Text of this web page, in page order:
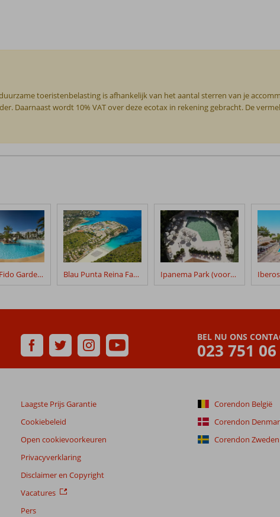
toeristenbelasting is afhankelijk van het aantal sterren van je
Daarnaast wordt 10% VAT over deze ecotax in rekening gebracht. De
Calimera Fido Gardens Blau Punta Reina Family Resort Ipanema Park (voorheen Ipanema Park & Beach)
BEL NU ONS
023 751
Laagste Prijs Garantie
Cookiebeleid
Open cookievoorkeuren
Privacyverklaring
Disclaimer en Copyright
Vacatures
Pers
Corendon België
Corendon
Corendon Zweden